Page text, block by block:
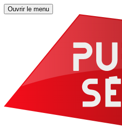
Ouvrir le menu